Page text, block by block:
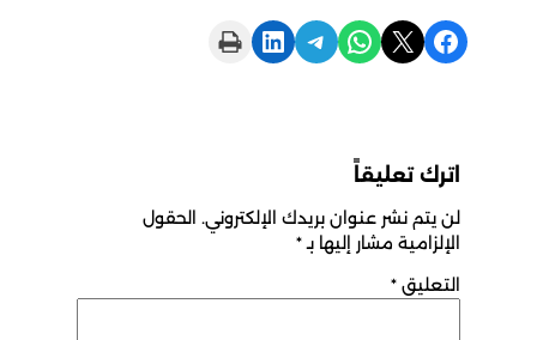
Share on Facebook
Share on X
Share on WhatsApp
Share on Telegram
Share on LinkedIn
Print this Page
اترك تعليقاً
لن يتم نشر عنوان بريدك الإلكتروني. الحقول
الإلزامية مشار إليها بـ*
التعليق *